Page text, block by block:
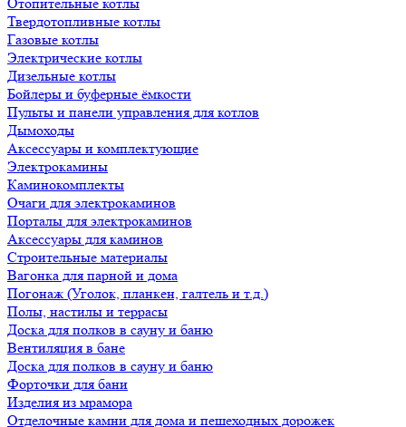
Твердотопливные котлы
Газовые котлы
Электрические котлы
Дизельные котлы
Бойлеры и буферные ёмкости
Пульты и панели управления для котлов
Дымоходы
Аксессуары и комплектующие
Электрокамины
Каминокомплекты
Очаги для электрокаминов
Порталы для электрокаминов
Аксессуары для каминов
Строительные материалы
Вагонка для парной и дома
Погонаж (Уголок, планкен, галтель и т.д.)
Полы, настилы и террасы
Доска для полков в сауну и баню
Вентиляция в бане
Доска для полков в сауну и баню
Форточки для бани
Изделия из мрамора
Отделочные камни для дома и пешеходных дорожек